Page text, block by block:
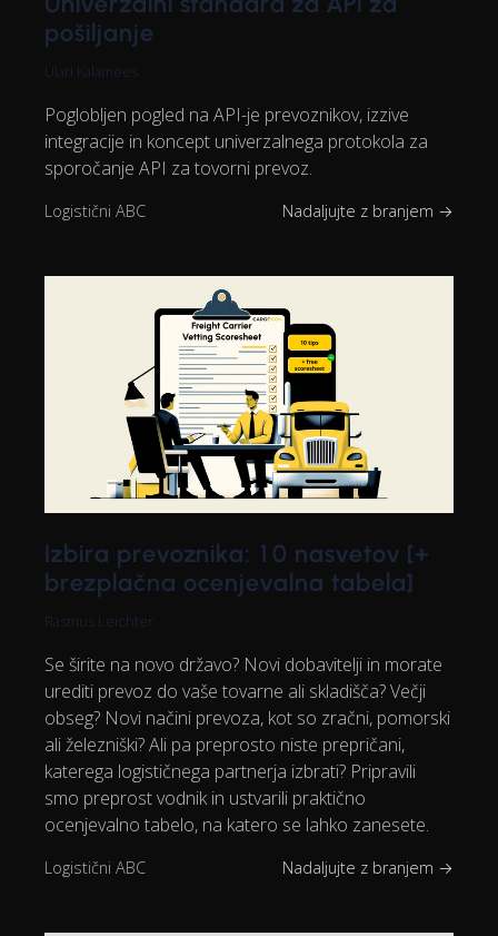
pošiljanje
Ülari Kalamees
Poglobljen pogled na API-je prevoznikov, izzive
integracije in koncept univerzalnega protokola za
sporočanje API za tovorni prevoz.
Logistični ABC Nadaljujte z branjem →
Izbira prevoznika: 10 nasvetov [+
brezplačna ocenjevalna tabela]
Rasmus Leichter
Se širite na novo državo? Novi dobavitelji in morate
urediti prevoz do vaše tovarne ali skladišča? Večji
obseg? Novi načini prevoza, kot so zračni, pomorski
ali železniški? Ali pa preprosto niste prepričani,
katerega logističnega partnerja izbrati? Pripravili
smo preprost vodnik in ustvarili praktično
ocenjevalno tabelo, na katero se lahko zanesete.
Logistični ABC Nadaljujte z branjem →